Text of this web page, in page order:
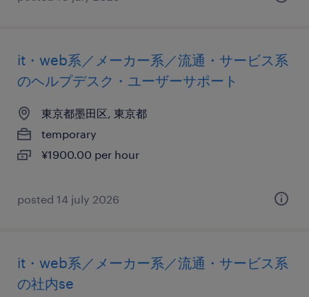
it・web系／メーカー系／流通・サービス系
のヘルプデスク・ユーザーサポート
東京都墨田区, 東京都
temporary
¥1900.00 per hour
posted 14 july 2026
it・web系／メーカー系／流通・サービス系
の社内se